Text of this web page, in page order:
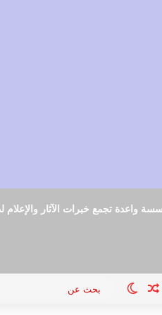
واعدة تجمع خبرات الآثار والإعلام
الدخول
مقال عشوائي
الوضع المظلم